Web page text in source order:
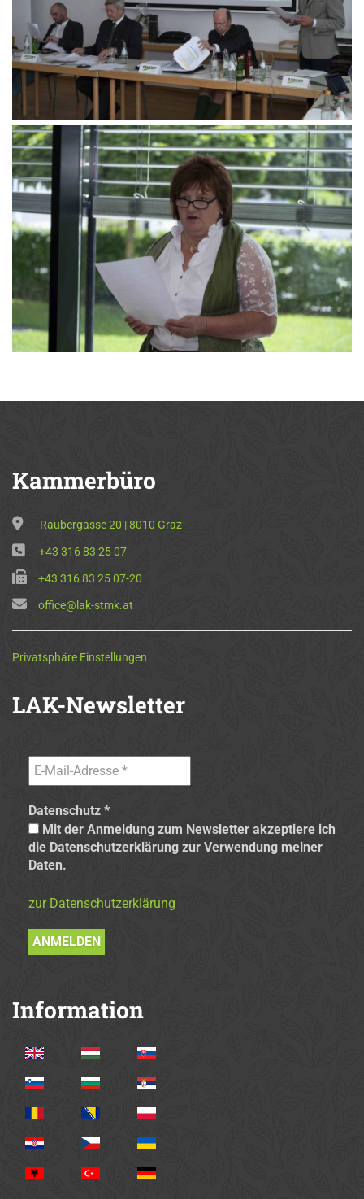
Kammerbüro
Raubergasse 20 | 8010 Graz
+43 316 83 25 07
+43 316 83 25 07-20
office@lak-stmk.at
Privatsphäre Einstellungen
LAK-Newsletter
Datenschutz *
Mit der Anmeldung zum Newsletter akzeptiere ich
die Datenschutzerklärung zur Verwendung meiner
Daten.
zur Datenschutzerklärung
Information